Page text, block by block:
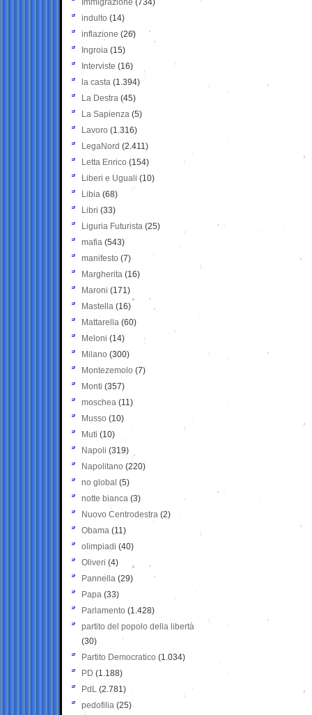
Immigrazione (734)
indulto (14)
inflazione (26)
Ingroia (15)
Interviste (16)
la casta (1.394)
La Destra (45)
La Sapienza (5)
Lavoro (1.316)
LegaNord (2.411)
Letta Enrico (154)
Liberi e Uguali (10)
Libia (68)
Libri (33)
Liguria Futurista (25)
mafia (543)
manifesto (7)
Margherita (16)
Maroni (171)
Mastella (16)
Mattarella (60)
Meloni (14)
Milano (300)
Montezemolo (7)
Monti (357)
moschea (11)
Musso (10)
Muti (10)
Napoli (319)
Napolitano (220)
no global (5)
notte bianca (3)
Nuovo Centrodestra (2)
Obama (11)
olimpiadi (40)
Oliveri (4)
Pannella (29)
Papa (33)
Parlamento (1.428)
partito del popolo della libertà
(30)
Partito Democratico (1.034)
PD (1.188)
PdL (2.781)
pedofilia (25)